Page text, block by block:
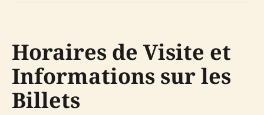
Horaires de Visite et
Informations sur les
Billets